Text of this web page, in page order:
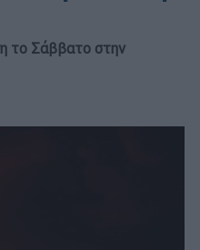
το Σάββατο στην